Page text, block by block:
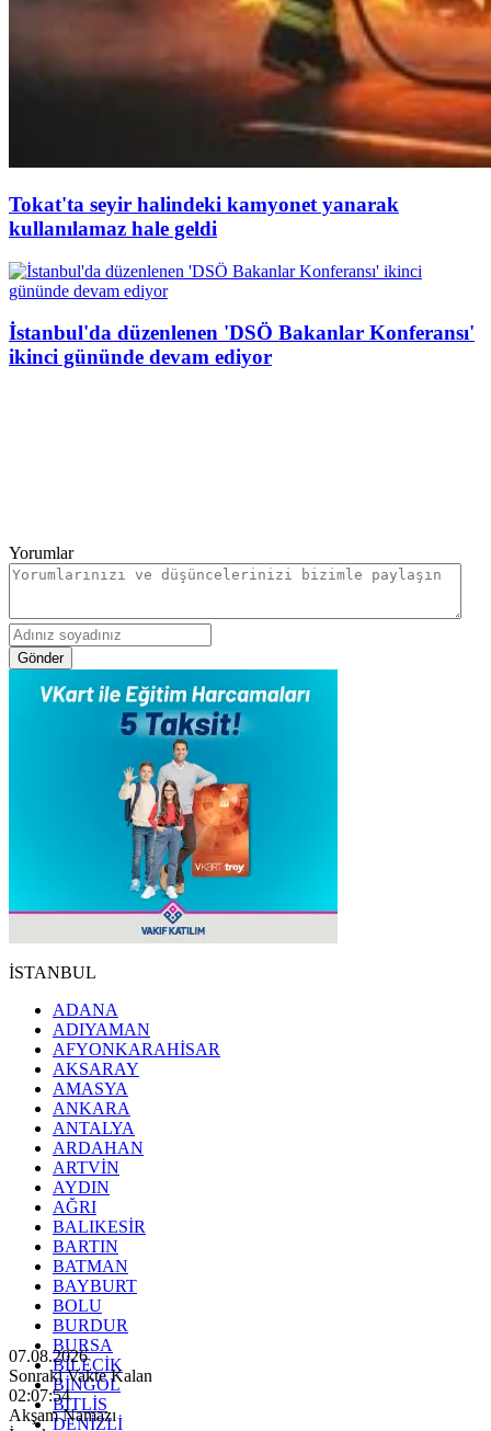
Tokat'ta seyir halindeki kamyonet yanarak
kullanılamaz hale geldi
İstanbul'da düzenlenen 'DSÖ Bakanlar Konferansı'
ikinci gününde devam ediyor
Yorumlar
Gönder
İSTANBUL
ADANA
ADIYAMAN
AFYONKARAHİSAR
AKSARAY
AMASYA
ANKARA
ANTALYA
ARDAHAN
ARTVİN
AYDIN
AĞRI
BALIKESİR
BARTIN
BATMAN
BAYBURT
BOLU
BURDUR
BURSA
BİLECİK
BİNGÖL
BİTLİS
DENİZLİ
07.08.2026
Sonraki Vakte Kalan
02:07:53
Akşam Namazı